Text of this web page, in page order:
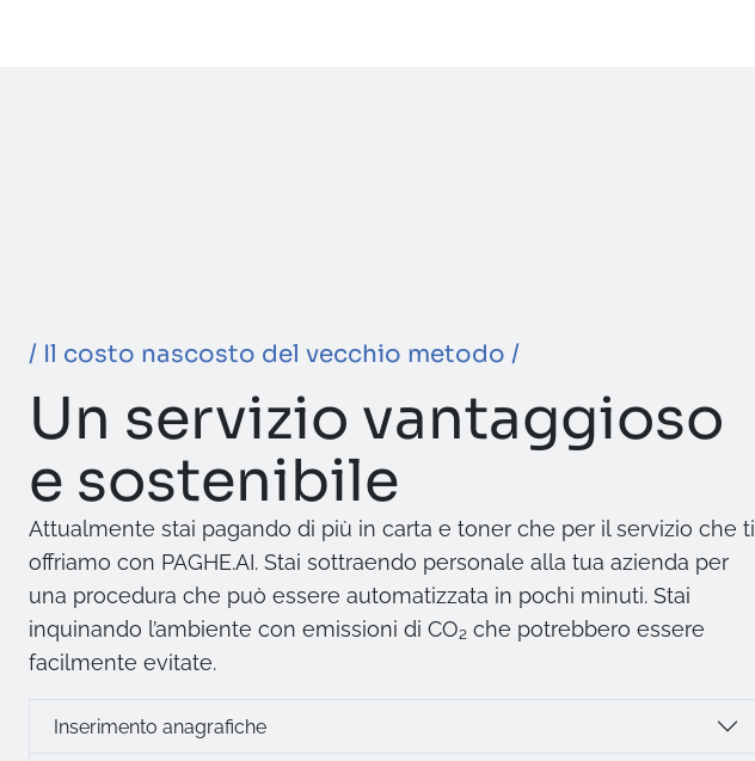
/ Il costo nascosto del vecchio metodo /
Un servizio vantaggioso
e sostenibile
Attualmente stai pagando di più in carta e toner che per il servizio che ti
offriamo con PAGHE.AI. Stai sottraendo personale alla tua azienda per
una procedura che può essere automatizzata in pochi minuti. Stai
inquinando l’ambiente con emissioni di CO₂ che potrebbero essere
facilmente evitate.
Inserimento anagrafiche